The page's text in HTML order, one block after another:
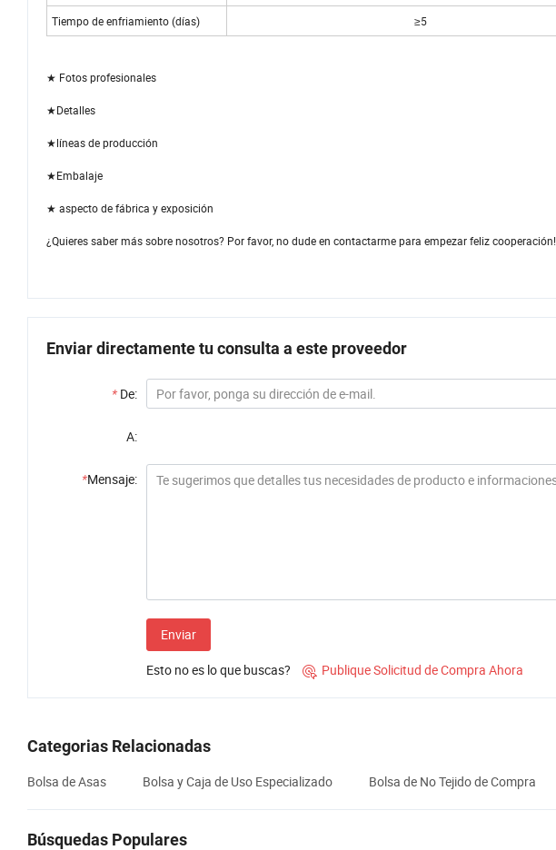
Tiempo de enfriamiento (días) ≥5
★ Fotos profesionales
★Detalles
★líneas de producción
★Embalaje
★ aspecto de fábrica y exposición
¿Quieres saber más sobre nosotros? Por favor, no dude en contactarme para empezar feliz cooperación!
Enviar directamente tu consulta a este proveedor
* De:
A:
*Mensaje:
Enviar
Esto no es lo que buscas?  Publique Solicitud de Compra Ahora
Categorias Relacionadas
Bolsa de Asas Bolsa y Caja de Uso Especializado Bolsa de No Tejido de Compra
Búsquedas Populares